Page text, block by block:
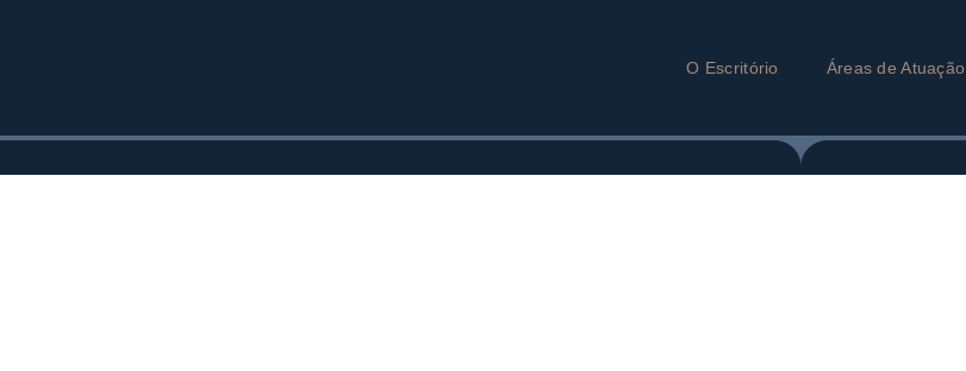
O Escritório Áreas de Atuação